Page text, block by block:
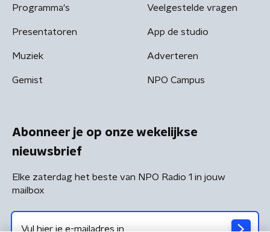
Programma's
Presentatoren
Muziek
Gemist
Veelgestelde vragen
App de studio
Adverteren
NPO Campus
Abonneer je op onze wekelijkse
nieuwsbrief
Elke zaterdag het beste van NPO Radio 1 in jouw
mailbox